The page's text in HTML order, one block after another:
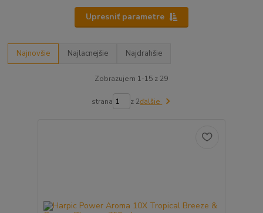
Upresniť parametre
Najnovšie Najlacnejšie Najdrahšie
Zobrazujem 1-15 z 29
strana z 2ďalšie